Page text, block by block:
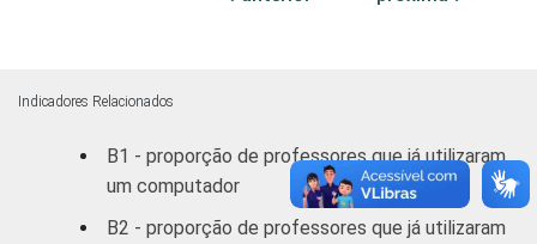
Sudeste 6 94
Sul 5 95
Indicadores Relacionados
B1 - proporção de professores que já utilizaram
um computador
B2 - proporção de professores que já utilizaram